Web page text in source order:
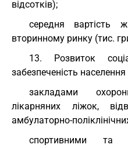
відсотків);
середня вартість
вторинному ринку (тис.
13. Розвиток
забезпеченість
закладами
лікарняних ліжок,
амбулаторно-
спортивними та